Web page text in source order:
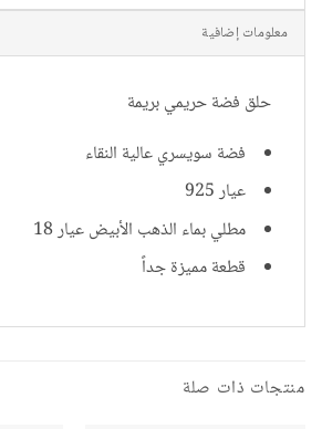
معلومات إضافية
حلق فضة حريمي بريمة
فضة سويسري عالية النقاء
عيار 925
مطلي بماء الذهب الأبيض عيار 18
قطعة مميزة جداً
منتجات ذات صلة